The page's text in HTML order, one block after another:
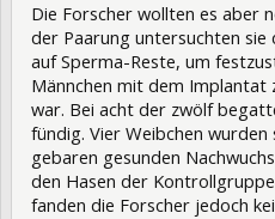
Die Forscher wollten es aber
der Paarung untersuchten sie
auf Sperma-Reste, um
Männchen mit dem Implantat
war. Bei acht der zwölf
fündig. Vier Weibchen
gebaren gesunden
den Hasen der
fanden die Forscher jedoch